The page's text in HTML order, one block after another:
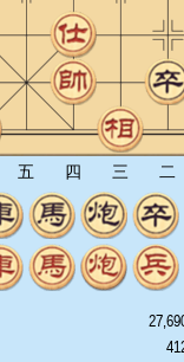
五 四 三 二